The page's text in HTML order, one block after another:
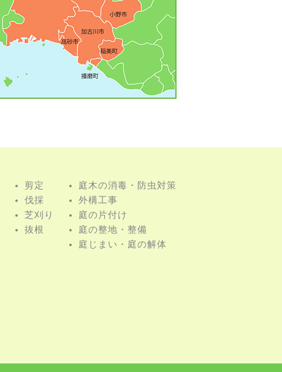
剪定
伐採
芝刈り
抜根
庭⽊の消毒・防⾍対策
外構⼯事
庭の⽚付け
庭の整地・整備
庭じまい・庭の解体